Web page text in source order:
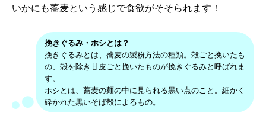
いかにも蕎麦という感じで食欲がそそられます！
挽きぐるみ・ホシとは？
挽きぐるみとは、蕎麦の製粉方法の種類。殻ごと挽いたも
の、殻を除き甘皮ごと挽いたものが挽きぐるみと呼ばれま
す。
ホシとは、蕎麦の麺の中に見られる黒い点のこと。細かく
砕かれた黒いそば殻によるもの。